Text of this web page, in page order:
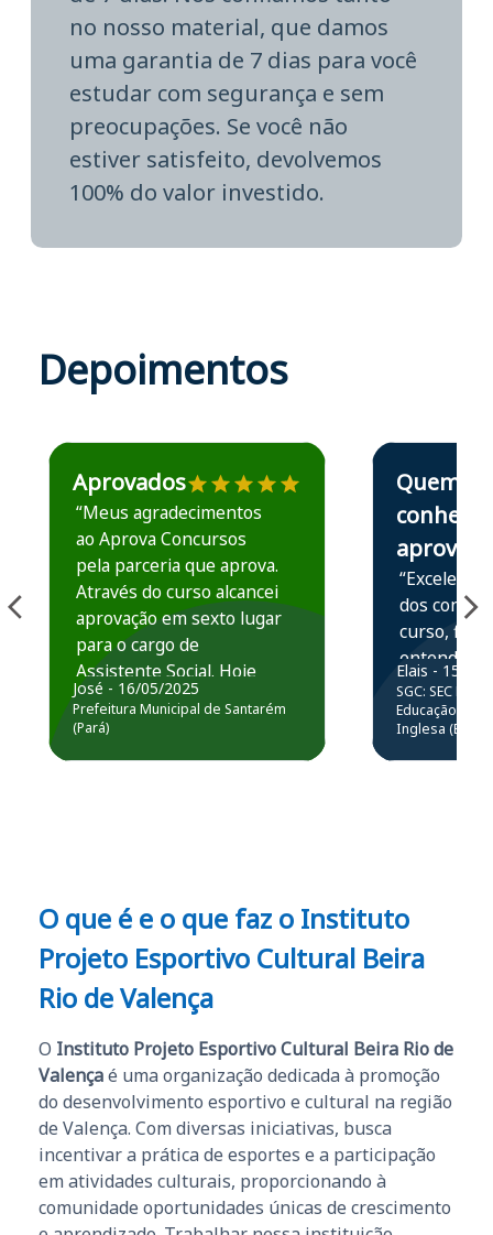
no nosso material, que damos
uma garantia de 7 dias para você
estudar com segurança e sem
preocupações. Se você não
estiver satisfeito, devolvemos
100% do valor investido.
Depoimentos
Estudante José recomenda o Aprova Concursos em
Aprovados
“Meus agradecimentos
ao Aprova Concursos
pela parceria que aprova.
Através do curso alcancei
aprovação em sexto lugar
para o cargo de
Assistente Social. Hoje
estou atuando na
Prefeitura de Santarém.
José - 16/05/2025
Prefeitura Municipal de Santarém
(Pará)
Estudante Elais
Quem
conhece,
aprova
“Excelente
dos
curso,
entender e
prática
resolução
questões.”
Elais - 15/07/
SGC: SEC BA
Educação
Inglesa (Edital
O que é e o que faz o Instituto
Projeto Esportivo Cultural Beira
Rio de Valença
O Instituto Projeto Esportivo Cultural Beira Rio de
Valençaé uma organização dedicada à promoção
do desenvolvimento esportivo e cultural na região
de Valença. Com diversas iniciativas, busca
incentivar a prática de esportes e a participação
em atividades culturais, proporcionando à
comunidade oportunidades únicas de crescimento